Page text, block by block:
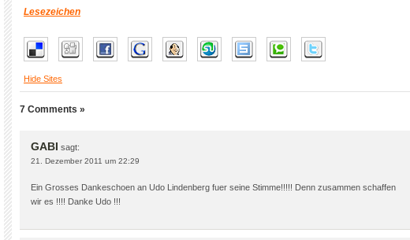
Lesezeichen
Hide Sites
7 Comments »
GABI sagt:
21. Dezember 2011 um 22:29
Ein Grosses Dankeschoen an Udo Lindenberg fuer seine Stimme!!!!! Denn zusammen schaffen
wir es !!!! Danke Udo !!!